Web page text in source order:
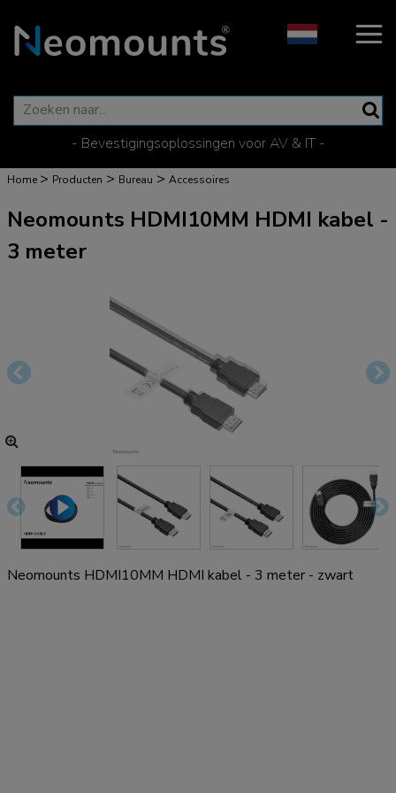
- Bevestigingsoplossingen voor AV & IT -
Home > Producten > Bureau > Accessoires
Neomounts HDMI10MM HDMI kabel -
3 meter
Neomounts HDMI10MM HDMI kabel - 3 meter - zwart